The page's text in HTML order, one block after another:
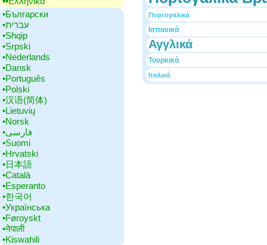
•‎Български
•‎עברית
•‎Shqip
•‎Srpski
•‎Nederlands
•‎Dansk
•‎Português
•‎Polski
•‎汉语(简体)
•‎Lietuvių
•‎Norsk
•‎فارسی
•‎Suomi
•‎Hrvatski
•‎日本語
•‎Català
•‎Esperanto
•‎한국어
•‎Українська
•‎Føroyskt
•‎नेपाली
•‎Kiswahili
Πορτογαλικά
Ισπανικά
Αγγλικά
Τουρκικά
Ιταλικά